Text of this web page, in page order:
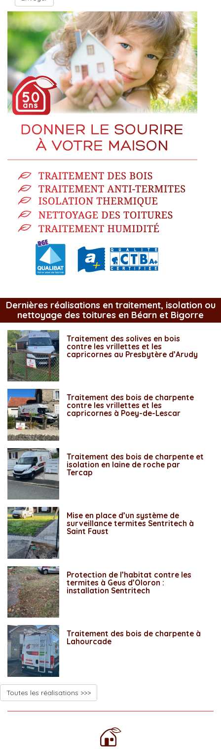
Dernières réalisations en traitement, isolation ou
nettoyage des toitures en Béarn et Bigorre
Traitement des solives en bois
contre les vrillettes et les
capricornes au Presbytère d’Arudy
Traitement des bois de charpente
contre les vrillettes et les
capricornes à Poey-de-Lescar
Traitement des bois de charpente et
isolation en laine de roche par
Tercap
Mise en place d’un système de
surveillance termites Sentritech à
Saint Faust
Protection de l’habitat contre les
termites à Geus d’Oloron :
installation Sentritech
Traitement des bois de charpente à
Lahourcade
Toutes les réalisations >>>